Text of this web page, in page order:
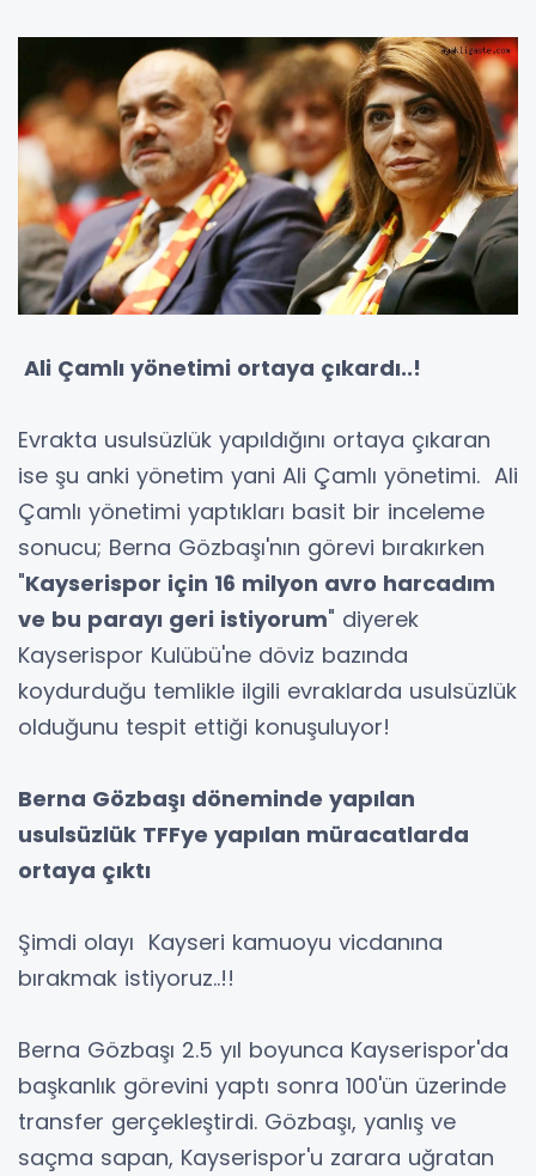
Ali Çamlı yönetimi ortaya çıkardı..!
Evrakta usulsüzlük yapıldığını ortaya çıkaran
ise şu anki yönetim yani Ali Çamlı yönetimi. Ali
Çamlı yönetimi yaptıkları basit bir inceleme
sonucu; Berna Gözbaşı'nın görevi bırakırken
"Kayserispor için 16 milyon avro harcadım
ve bu parayı geri istiyorum" diyerek
Kayserispor Kulübü'ne döviz bazında
koydurduğu temlikle ilgili evraklarda usulsüzlük
olduğunu tespit ettiği konuşuluyor!
Berna Gözbaşı döneminde yapılan
usulsüzlük TFFye yapılan müracatlarda
ortaya çıktı
Şimdi olayı Kayseri kamuoyu vicdanına
bırakmak istiyoruz..!!
Berna Gözbaşı 2.5 yıl boyunca Kayserispor'da
başkanlık görevini yaptı sonra 100'ün üzerinde
transfer gerçekleştirdi. Gözbaşı, yanlış ve
saçma sapan, Kayserispor'u zarara uğratan